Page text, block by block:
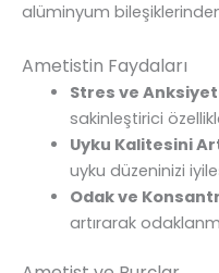
alüminyum
Ametistin Faydaları
Stres ve
sakinleştirici
Uyku Kalitesini
uyku düzeninizi
Odak ve
artırarak